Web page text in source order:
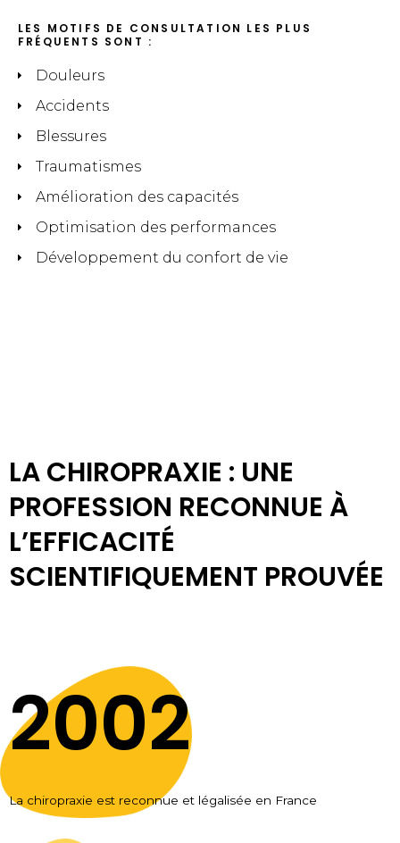
LES MOTIFS DE CONSULTATION LES PLUS
FRÉQUENTS SONT :
Douleurs
Accidents
Blessures
Traumatismes
Amélioration des capacités
Optimisation des performances
Développement du confort de vie
LA CHIROPRAXIE : UNE
PROFESSION RECONNUE À
L’EFFICACITÉ
SCIENTIFIQUEMENT PROUVÉE
2002
La chiropraxie est reconnue et légalisée en France